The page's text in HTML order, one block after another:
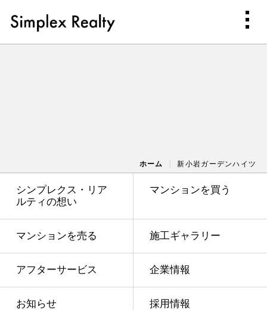
ホーム 新小岩ガーデンハイツ
シンプレクス・リア
ルティの想い
マンションを買う
マンションを売る 施工ギャラリー
アフターサービス 企業情報
お知らせ 採用情報